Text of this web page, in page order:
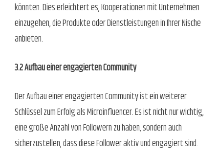
könnten. Dies erleichtert es, Kooperationen mit Unternehmen
einzugehen, die Produkte oder Dienstleistungen in Ihrer Nische
anbieten.
3.2 Aufbau einer engagierten Community
Der Aufbau einer engagierten Community ist ein weiterer
Schlüssel zum Erfolg als Microinfluencer. Es ist nicht nur wichtig,
eine große Anzahl von Followern zu haben, sondern auch
sicherzustellen, dass diese Follower aktiv und engagiert sind.